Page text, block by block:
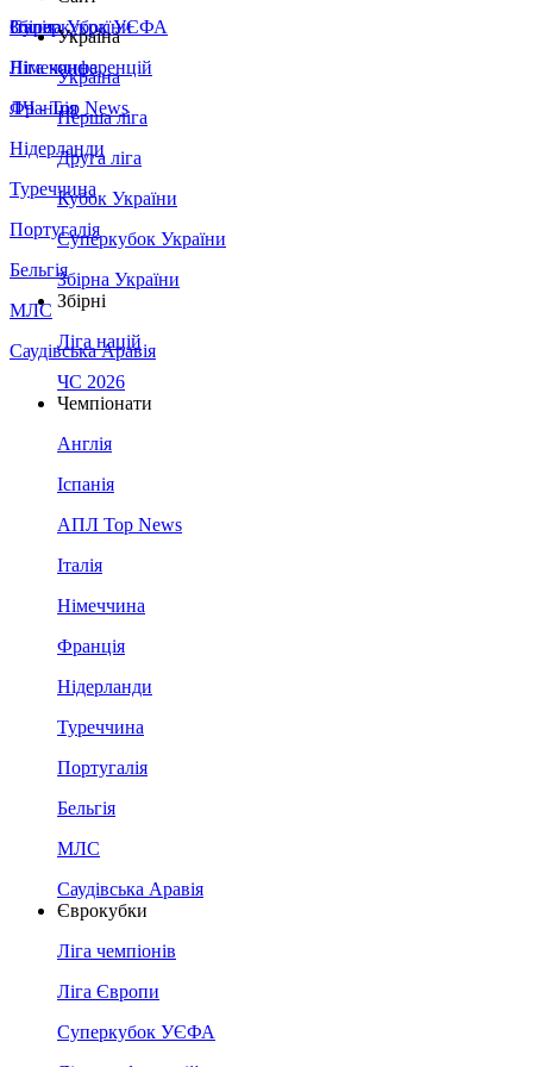
Збірна України
Італія
Німеччина
Франція
Нідерланди
Туреччина
Португалія
Бельгія
МЛС
Саудівська Аравія
Суперкубок УЄФА
Ліга конференцій
ЛЧ - Top News
Україна
Україна
Перша ліга
Друга ліга
Кубок України
Суперкубок України
Збірна України
Збірні
Ліга націй
ЧС 2026
Чемпіонати
Англія
Іспанія
АПЛ Top News
Італія
Німеччина
Франція
Нідерланди
Туреччина
Португалія
Бельгія
МЛС
Саудівська Аравія
Єврокубки
Ліга чемпіонів
Ліга Європи
Суперкубок УЄФА